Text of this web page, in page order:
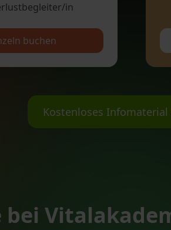
in
buchen
Kostenloses Infomaterial